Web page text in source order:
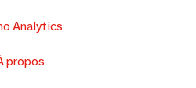
Analytics
propos